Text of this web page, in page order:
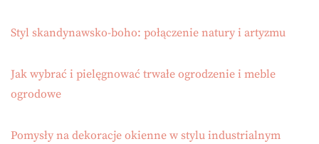
Styl skandynawsko-boho: połączenie natury i artyzmu
Jak wybrać i pielęgnować trwałe ogrodzenie i meble
ogrodowe
Pomysły na dekoracje okienne w stylu industrialnym